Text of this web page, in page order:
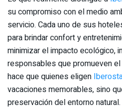
su compromiso con el medio
servicio. Cada uno de sus
para brindar confort y
minimizar el impacto ecológico,
responsables que promueven
hace que quienes eligen
vacaciones memorables, sino
preservación del entorno natural.